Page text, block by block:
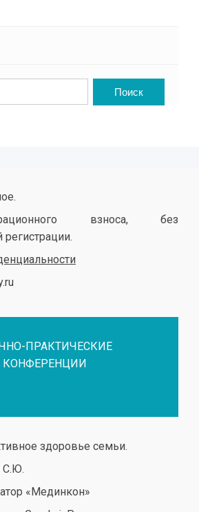
взноса, без
ПРАКТИЧЕСКИЕ
КОНФЕРЕНЦИИ
здоровье семьи.
С.Ю.
«Мединкон»